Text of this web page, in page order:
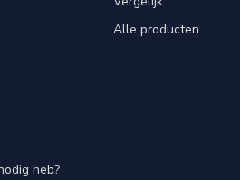
heb?
Alle producten